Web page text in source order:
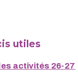
utiles
activités 26-27